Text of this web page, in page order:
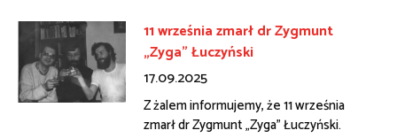
11 września zmarł dr Zygmunt
„Zyga" Łuczyński
17.09.2025
Z żalem informujemy, że 11 września
zmarł dr Zygmunt „Zyga" Łuczyński.